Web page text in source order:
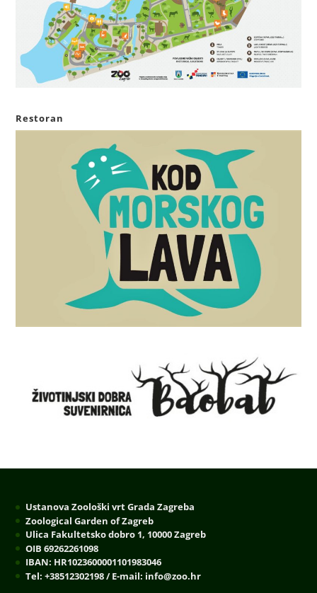
Restoran
Ustanova Zoološki vrt Grada Zagreba
Zoological Garden of Zagreb
Ulica Fakultetsko dobro 1, 10000 Zagreb
OIB 69262261098
IBAN: HR1023600001101983046
Tel: +38512302198 / E-mail: info@zoo.hr